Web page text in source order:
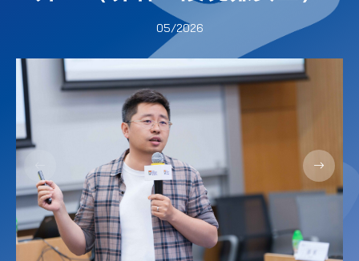
05/2026